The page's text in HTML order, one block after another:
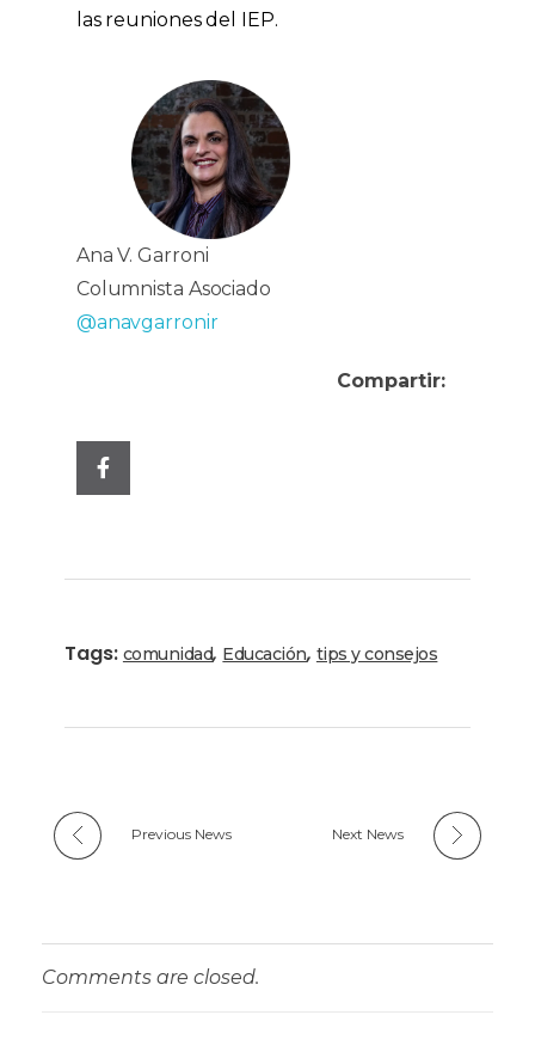
las reuniones del IEP.
Ana V. Garroni
Columnista Asociado
@anavgarronir
Compartir:
Tags: comunidad, Educación, tips y consejos
Previous News Next News
Comments are closed.